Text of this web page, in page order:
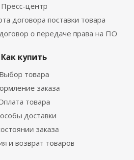
Пресс-центр
договора поставки товара
о передаче права на ПО
Как купить
Выбор товара
заказа
товара
доставки
заказа
и возврат товаров